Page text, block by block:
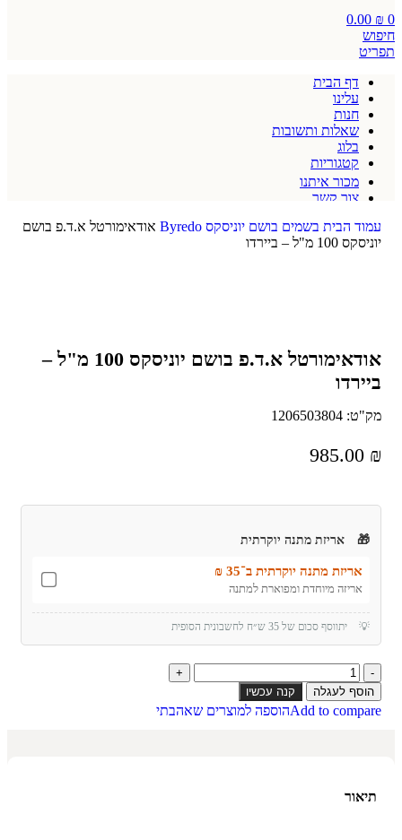
0
0.00 ₪
חיפוש
תפריט
דף הבית
עלינו
חנות
שאלות ותשובות
בלוג
קטגוריות
מכור איתנו
צור קשר
עמוד הבית בשמים בושם יוניסקס Byredo אודאימורטל א.ד.פ בושם
יוניסקס 100 מ"ל – ביירדו
אודאימורטל א.ד.פ בושם יוניסקס 100 מ"ל –
ביירדו
מק"ט: 1206503804
985.00 ₪
🎁 אריזת מתנה יוקרתית
אריזת מתנה יוקרתית ב־35 ₪
אריזה מיוחדת ומפוארת למתנה
💡 יתווסף סכום של 35 ש״ח לחשבונית הסופית
הוסף לעגלה קנה עכשיו
Add to compareהוספה למוצרים שאהבתי
תיאור